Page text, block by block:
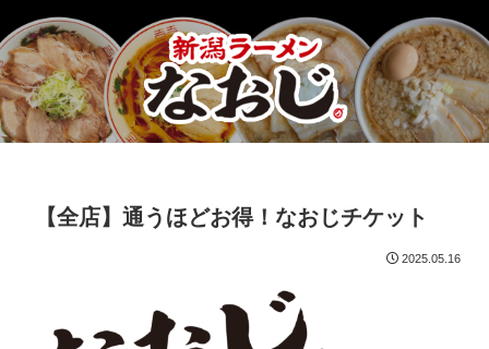
【全店】通うほどお得！なおじチケット
2025.05.16